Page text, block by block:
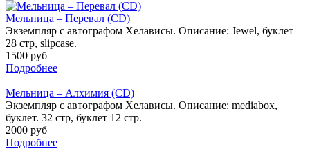
Мельница – Перевал (CD)
Экземпляр с автографом Хелависы. Описание: Jewel, буклет
28 стр, slipcase.
1500 руб
Подробнее
Мельница – Алхимия (CD)
Экземпляр с автографом Хелависы. Описание: mediabox,
буклет. 32 стр, буклет 12 стр.
2000 руб
Подробнее